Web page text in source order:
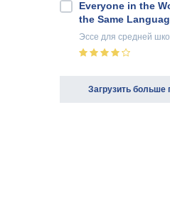
Everyone in the
the Same
Эссе для средней
Загрузить больше